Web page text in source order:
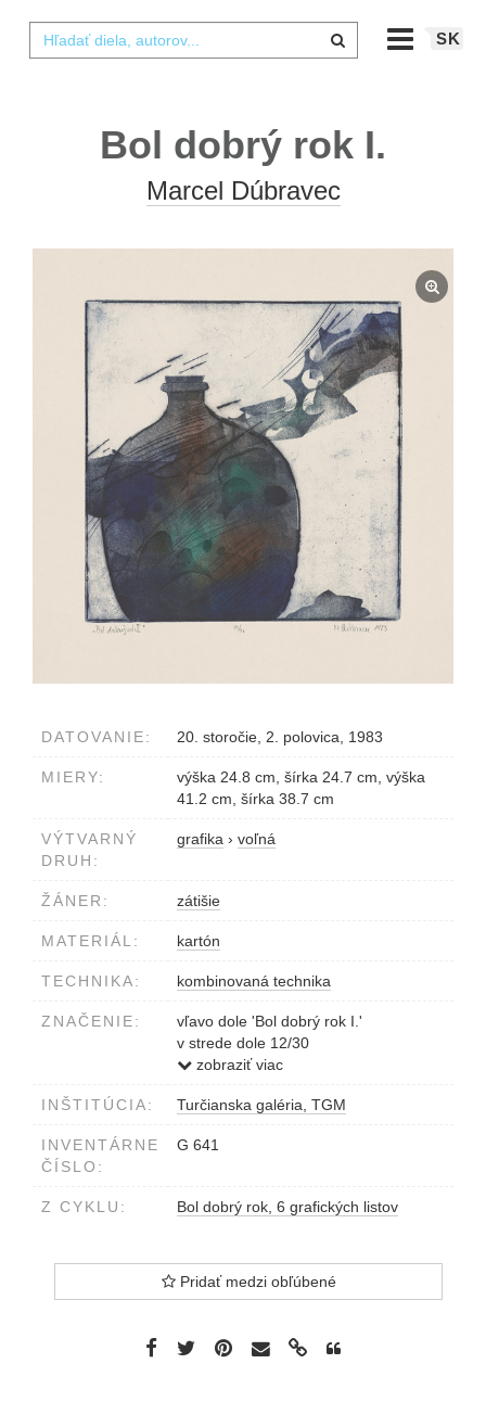
SK
Bol dobrý rok I.
Marcel Dúbravec
DATOVANIE: 20. storočie, 2. polovica, 1983
MIERY:
výška 24.8 cm, šírka 24.7 cm, výška
41.2 cm, šírka 38.7 cm
VÝTVARNÝ
DRUH:
grafika › voľná
ŽÁNER: zátišie
MATERIÁL: kartón
TECHNIKA: kombinovaná technika
ZNAČENIE:
vľavo dole 'Bol dobrý rok I.'
v strede dole 12/30
vpravo dole M.Dúbravec 1983
zobraziť viac
INŠTITÚCIA: Turčianska galéria, TGM
INVENTÁRNE
ČÍSLO:
G 641
Z CYKLU: Bol dobrý rok, 6 grafických listov
Pridať medzi obľúbené